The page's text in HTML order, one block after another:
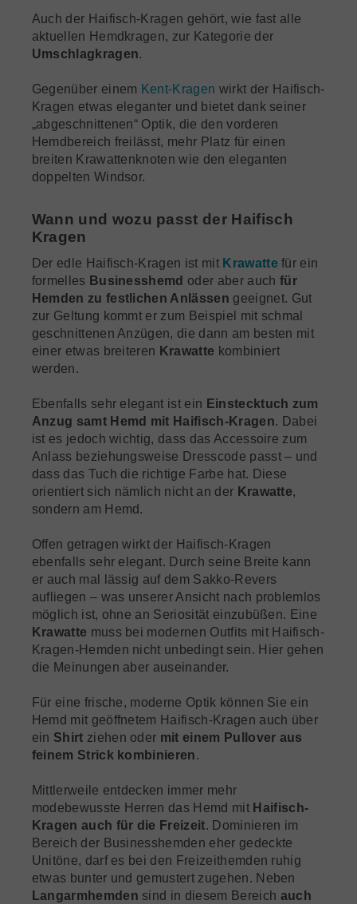
Auch der Haifisch-Kragen gehört, wie fast alle
aktuellen Hemdkragen, zur Kategorie der
Umschlagkragen.
Gegenüber einem Kent-Kragen wirkt der Haifisch-
Kragen etwas eleganter und bietet dank seiner
„abgeschnittenen“ Optik, die den vorderen
Hemdbereich freilässt, mehr Platz für einen
breiten Krawattenknoten wie den eleganten
doppelten Windsor.
Wann und wozu passt der Haifisch
Kragen
Der edle Haifisch-Kragen ist mit Krawattefür ein
formelles Businesshemd oder aber auch für
Hemden zu festlichen Anlässen geeignet. Gut
zur Geltung kommt er zum Beispiel mit schmal
geschnittenen Anzügen, die dann am besten mit
einer etwas breiteren Krawatte kombiniert
werden.
Ebenfalls sehr elegant ist ein Einstecktuch zum
Anzug samt Hemd mit Haifisch-Kragen. Dabei
ist es jedoch wichtig, dass das Accessoire zum
Anlass beziehungsweise Dresscode passt – und
dass das Tuch die richtige Farbe hat. Diese
orientiert sich nämlich nicht an der Krawatte,
sondern am Hemd.
Offen getragen wirkt der Haifisch-Kragen
ebenfalls sehr elegant. Durch seine Breite kann
er auch mal lässig auf dem Sakko-Revers
aufliegen – was unserer Ansicht nach problemlos
möglich ist, ohne an Seriosität einzubüßen. Eine
Krawatte muss bei modernen Outfits mit Haifisch-
Kragen-Hemden nicht unbedingt sein. Hier gehen
die Meinungen aber auseinander.
Für eine frische, moderne Optik können Sie ein
Hemd mit geöffnetem Haifisch-Kragen auch über
ein Shirt ziehen oder mit einem Pullover aus
feinem Strick kombinieren.
Mittlerweile entdecken immer mehr
modebewusste Herren das Hemd mit Haifisch-
Kragen auch für die Freizeit. Dominieren im
Bereich der Businesshemden eher gedeckte
Unitöne, darf es bei den Freizeithemden ruhig
etwas bunter und gemustert zugehen. Neben
Langarmhemden sind in diesem Bereich auch